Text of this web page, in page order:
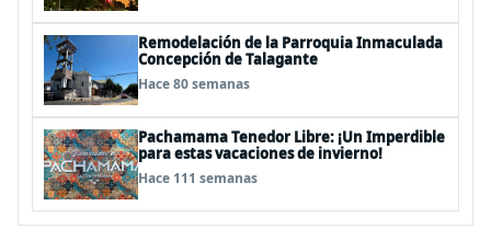
Remodelación de la Parroquia Inmaculada
Concepción de Talagante
Hace 80 semanas
Pachamama Tenedor Libre: ¡Un Imperdible
para estas vacaciones de invierno!
Hace 111 semanas